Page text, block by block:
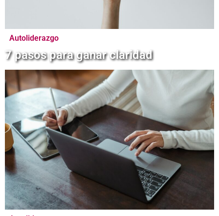
Autoliderazgo
7 pasos para ganar claridad